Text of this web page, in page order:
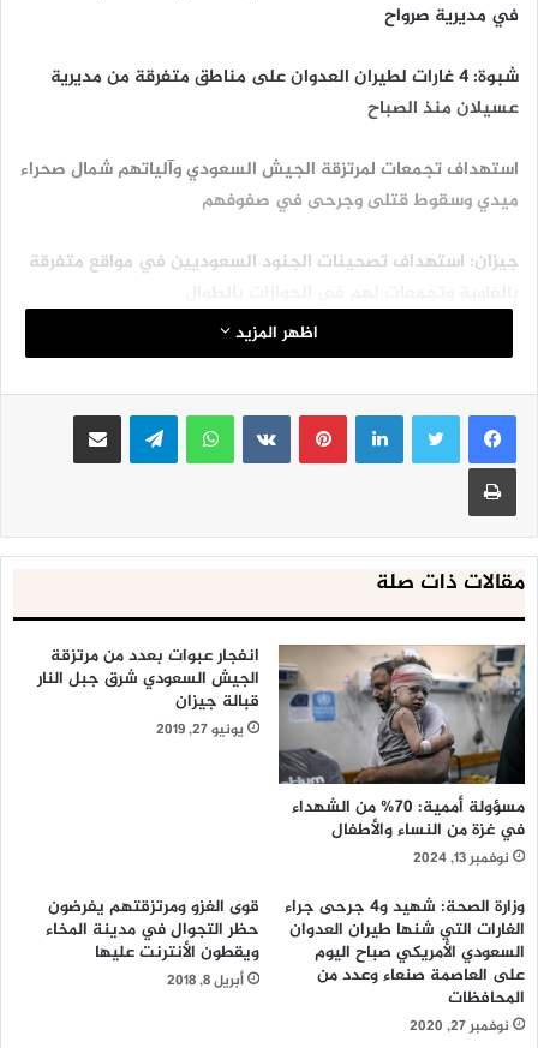
في مديرية صرواح
شبوة: 4 غارات لطيران العدوان على مناطق متفرقة من مديرية
عسيلان منذ الصباح
استهداف تجمعات لمرتزقة الجيش السعودي وآلياتهم شمال صحراء
ميدي وسقوط قتلى وجرحى في صفوفهم
جيزان: استهداف تصحينات الجنود السعوديين في مواقع متفرقة
اظهر المزيد
لينكدإنبينتيريست واتساب تيلقرام مشاركة عبر البريد
طباعة
مقالات ذات صلة
مسؤولة أممية: 70% من الشهداء
في غزة من النساء والأطفال
نوفمبر 13, 2024
انفجار عبوات بعدد من مرتزقة
الجيش السعودي شرق جبل النار
قبالة جيزان
يونيو 27, 2019
وزارة الصحة: شهيد و4 جرحى جراء
الغارات التي شنها طيران العدوان
السعودي الأمريكي صباح اليوم
على العاصمة صنعاء وعدد من
المحافظات
نوفمبر 27, 2020
قوى الغزو ومرتزقتهم يفرضون
حظر التجوال في مدينة المخاء
ويقطون الأنترنت عليها
أبريل 8, 2018